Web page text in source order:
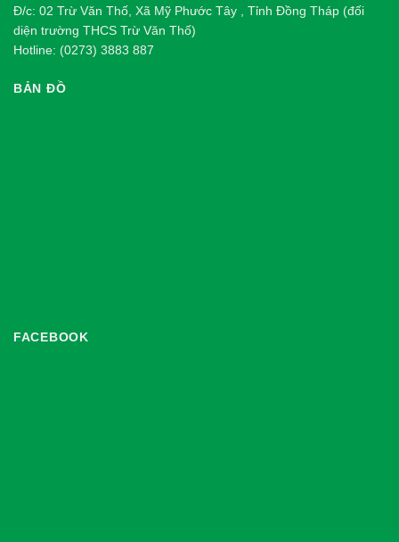
Đ/c: 02 Trừ Văn Thố, Xã Mỹ Phước Tây , Tỉnh Đồng Tháp (đối
diện trường THCS Trừ Văn Thố)
Hotline: (0273) 3883 887
BẢN ĐỒ
FACEBOOK